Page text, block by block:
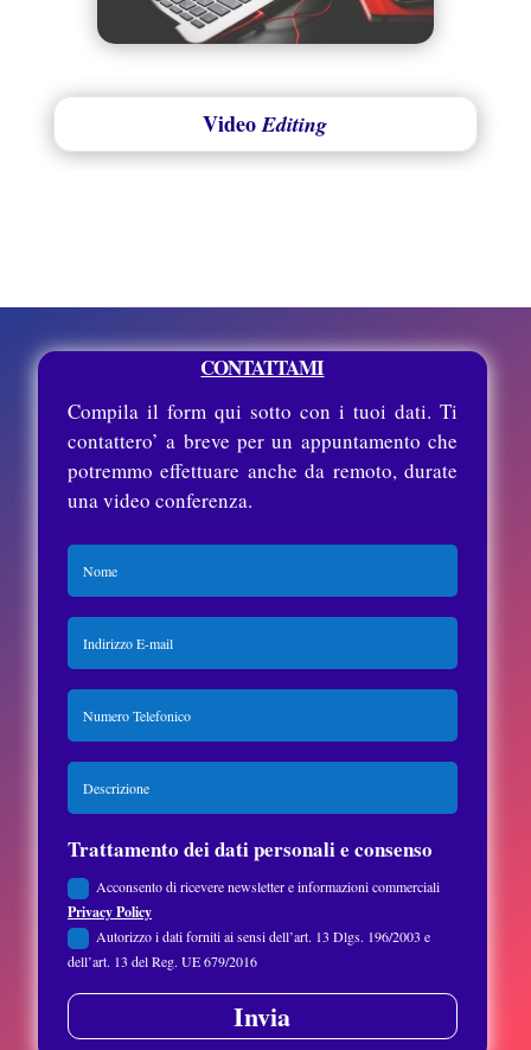
VideoEditing
CONTATTAMI
Compila il form qui sotto con i tuoi dati. Ti
contattero’ a breve per un appuntamento che
potremmo effettuare anche da remoto, durate
una video conferenza.
Trattamento dei dati personali e consenso
Acconsento di ricevere newsletter e informazioni commerciali
Privacy Policy
Autorizzo i dati forniti ai sensi dell’art. 13 Dlgs. 196/2003 e
dell’art. 13 del Reg. UE 679/2016
Invia